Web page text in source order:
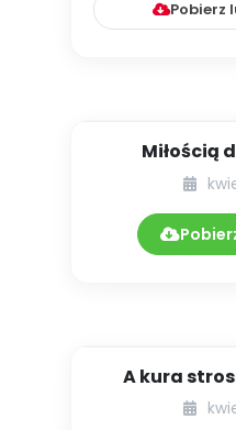
Pobierz
Miłością
A kura